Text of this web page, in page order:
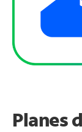
Planes